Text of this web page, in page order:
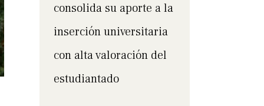
consolida su aporte a la
inserción universitaria
con alta valoración del
estudiantado